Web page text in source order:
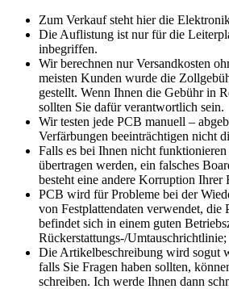
Zum Verkauf steht hier die
Die Auflistung ist nur für die
inbegriffen.
Wir berechnen nur Versandkosten
meisten Kunden wurde die
gestellt. Wenn Ihnen die Gebühr in
sollten Sie dafür verantwortlich sein.
Wir testen jede PCB manuell –
Verfärbungen beeinträchtigen nicht
Falls es bei Ihnen nicht
übertragen werden, ein falsches
besteht eine andere Korruption Ihrer
PCB wird für Probleme bei der
von Festplattendaten verwendet, die
befindet sich in einem guten
Rückerstattungs-/Umtauschrichtlinie;
Die Artikelbeschreibung wird sogut
falls Sie Fragen haben sollten,
schreiben. Ich werde Ihnen dann